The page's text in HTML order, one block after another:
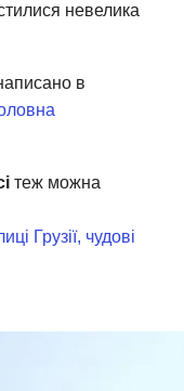
невелика
в
теж можна
Грузії, чудові